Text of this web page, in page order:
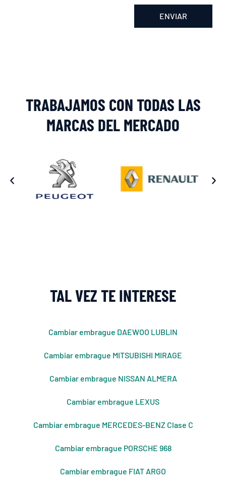
ENVIAR
TRABAJAMOS CON TODAS LAS
MARCAS DEL MERCADO
TAL VEZ TE INTERESE
Cambiar embrague DAEWOO LUBLIN
Cambiar embrague MITSUBISHI MIRAGE
Cambiar embrague NISSAN ALMERA
Cambiar embrague LEXUS
Cambiar embrague MERCEDES-BENZ Clase C
Cambiar embrague PORSCHE 968
Cambiar embrague FIAT ARGO